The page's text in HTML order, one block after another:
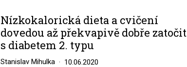
Nízkokalorická dieta a cvičení
dovedou až překvapivě dobře zatočit
s diabetem 2. typu
Stanislav Mihulka 10.06.2020